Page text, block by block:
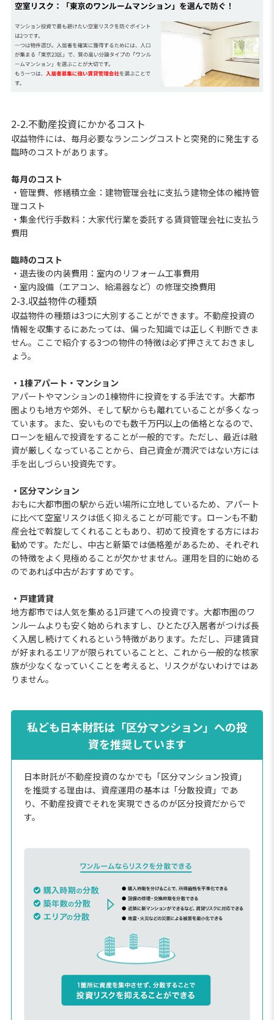
2-2.不動産投資にかかるコスト
収益物件には、毎月必要なランニングコストと突発的に発生する
臨時のコストがあります。
毎月のコスト
・管理費、修繕積立金：建物管理会社に支払う建物全体の維持管
理コスト
・集金代行手数料：大家代行業を委託する賃貸管理会社に支払う
費用
臨時のコスト
・退去後の内装費用：室内のリフォーム工事費用
・室内設備（エアコン、給湯器など）の修理交換費用
2-3.収益物件の種類
収益物件の種類は3つに大別することができます。不動産投資の
情報を収集するにあたっては、偏った知識では正しく判断できま
せん。ここで紹介する3つの物件の特徴は必ず押さえておきまし
ょう。
・1棟アパート・マンション
アパートやマンションの1棟物件に投資をする手法です。大都市
圏よりも地方や郊外、そして駅からも離れていることが多くなっ
ています。また、安いものでも数千万円以上の価格となるので、
ローンを組んで投資をすることが一般的です。ただし、最近は融
資が厳しくなっていることから、自己資金が潤沢ではない方には
手を出しづらい投資先です。
・区分マンション
おもに大都市圏の駅から近い場所に立地しているため、アパート
に比べて空室リスクは低く抑えることが可能です。ローンも不動
産会社で斡旋してくれることもあり、初めて投資をする方にはお
勧めです。ただし、中古と新築では価格差があるため、それぞれ
の特徴をよく見極めることが欠かせません。運用を目的に始める
のであれば中古がおすすめです。
・戸建賃貸
地方都市では人気を集める1戸建てへの投資です。大都市圏のワ
ンルームよりも安く始められますし、ひとたび入居者がつけば長
く入居し続けてくれるという特徴があります。ただし、戸建賃貸
が好まれるエリアが限られていることと、これから一般的な核家
族が少なくなっていくことを考えると、リスクがないわけではあ
りません。
私ども日本財託は「区分マンション」への投
資を推奨しています
日本財託が不動産投資のなかでも「区分マンション投資」
を推奨する理由は、資産運用の基本は「分散投資」であ
り、不動産投資でそれを実現できるのが区分投資だからで
す。